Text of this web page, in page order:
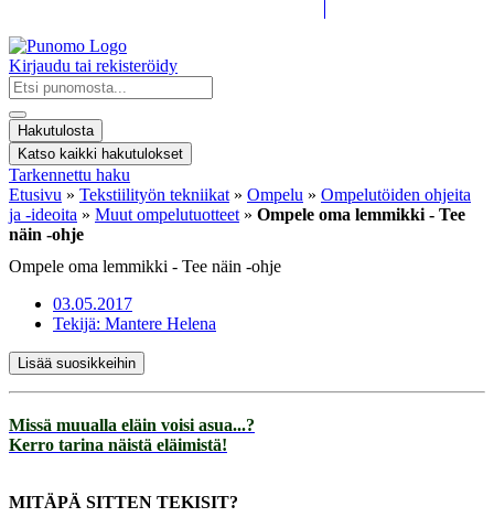
Kirjaudu tai rekisteröidy
Search
...
Hakutulosta
Katso kaikki hakutulokset
Tarkennettu haku
Etusivu » Tekstiilityön tekniikat » Ompelu » Ompelutöiden ohjeita
ja -ideoita » Muut ompelutuotteet » Ompele oma lemmikki - Tee
näin -ohje
Ompele oma lemmikki - Tee näin -ohje
03.05.2017
Tekijä: Mantere Helena
Lisää suosikkeihin
Missä muualla eläin voisi asua...?
Kerro tarina näistä eläimistä!
MITÄPÄ SITTEN TEKISIT?